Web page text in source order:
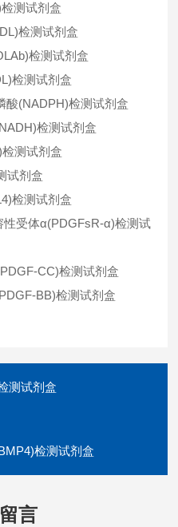
测试剂盒
检测试剂盒
检测试剂盒
检测试剂盒
酸(NADPH)检测试剂盒
检测试剂盒
测试剂盒
试剂盒
检测试剂盒
受体α(PDGFsR-α)检测试
CC)检测试剂盒
BB)检测试剂盒
测试剂盒
检测试剂盒
言